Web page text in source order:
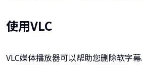
使用VLC
VLC媒体播放器可以帮助您删除软字